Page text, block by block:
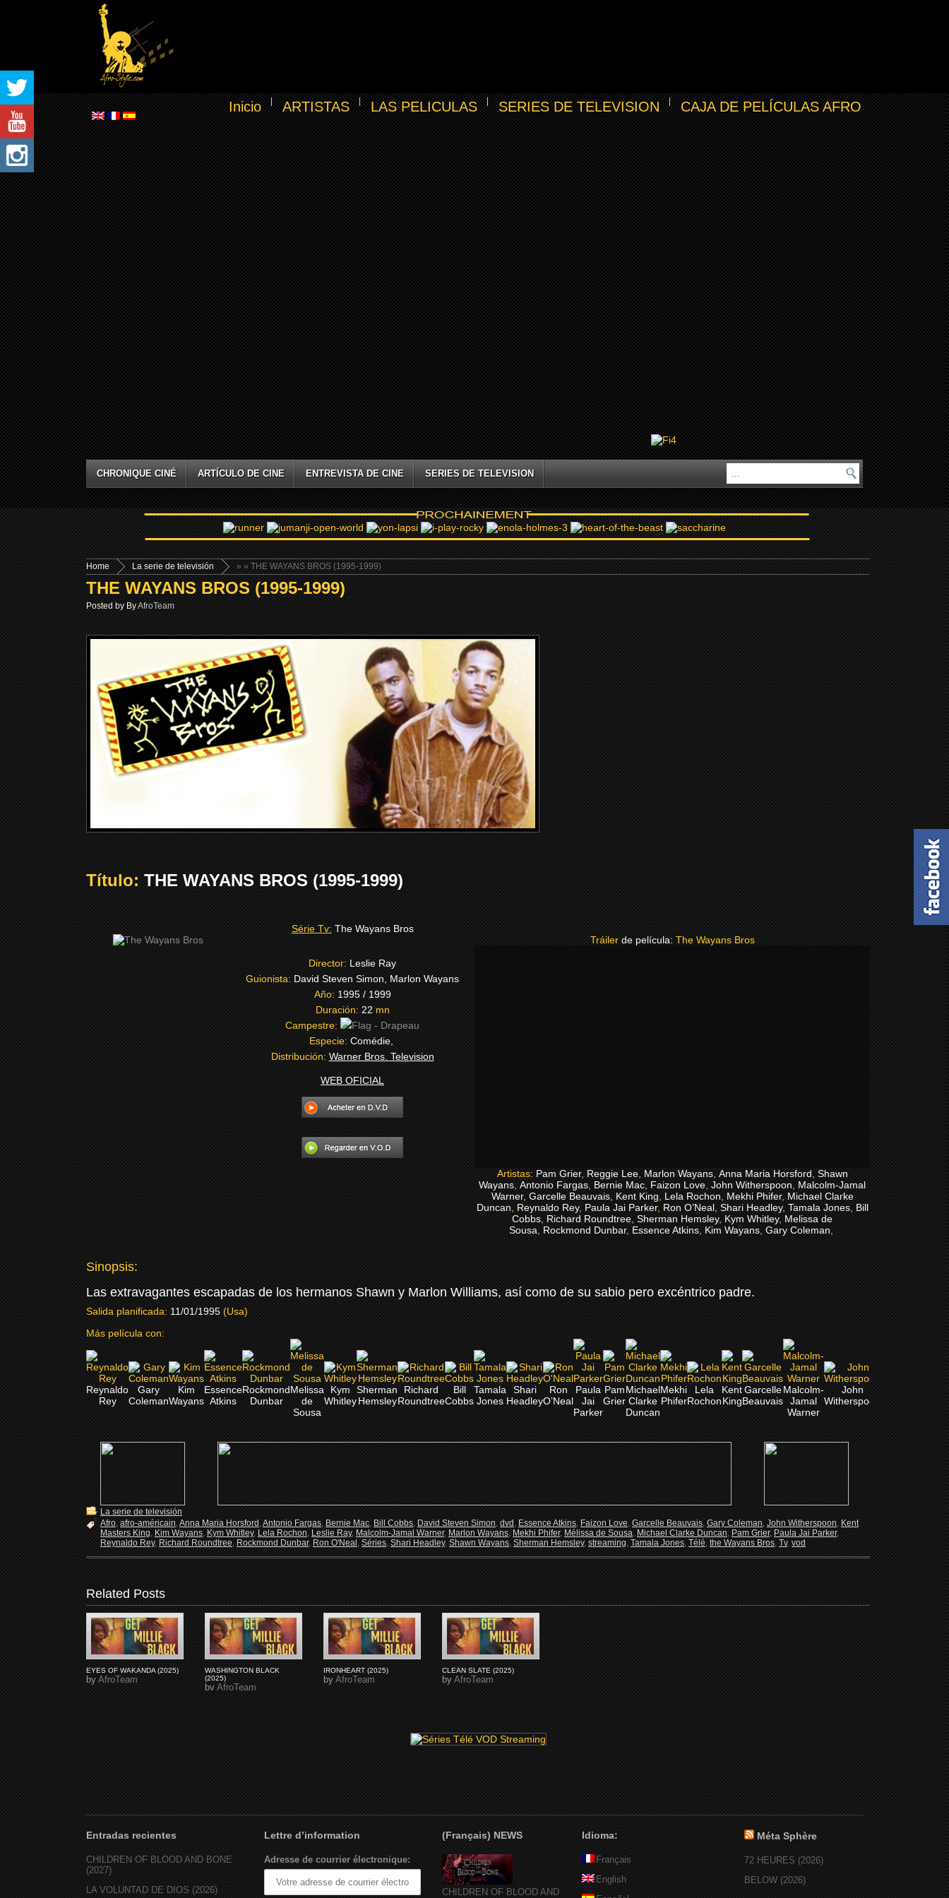
Inicio ARTISTAS LAS PELICULAS SERIES DE TELEVISION CAJA DE PELÍCULAS AFRO
CHRONIQUE CINÉ ARTÍCULO DE CINE ENTREVISTA DE CINE SERIES DE TELEVISION
Home »
La serie de televisión » THE WAYANS BROS (1995-1999)
THE WAYANS BROS (1995-1999)
Posted by ByAfroTeam
Título:THE WAYANS BROS (1995-1999)
Série Tv: The Wayans Bros
Director:Leslie Ray
Guionista:David Steven Simon, Marlon Wayans
Año:1995 / 1999
Duración:22mn
Campestre:
Especie:Comédie,
Distribución:Warner Bros. Television
WEB OFICIAL
Tráiler de película:The Wayans Bros
Artistas:Pam Grier,Reggie Lee,Marlon Wayans,Anna Maria Horsford,Shawn
Wayans,Antonio Fargas,Bernie Mac,Faizon Love,John Witherspoon,Malcolm-Jamal
Warner,Garcelle Beauvais,Kent King,Lela Rochon,Mekhi Phifer,Michael Clarke
Duncan,Reynaldo Rey,Paula Jai Parker,Ron O’Neal,Shari Headley,Tamala Jones,Bill
Cobbs,Richard Roundtree,Sherman Hemsley,Kym Whitley,Melissa de
Sousa,Rockmond Dunbar,Essence Atkins,Kim Wayans,Gary Coleman,
Sinopsis:
Las extravagantes escapadas de los hermanos Shawn y Marlon Williams, así como de su sabio pero excéntrico padre.
Salida planificada:11/01/1995 (Usa)
Más película con:
Reynaldo
Rey
Gary
Coleman
Kim
Wayans
Essence
Atkins
Rockmond
Dunbar
Melissa
de
Sousa
Kym
Whitley
Sherman
Hemsley
Richard
Roundtree
Bill
Cobbs
Tamala
Jones
Shari
Headley
Ron
O’Neal
Paula
Jai
Parker
Pam
Grier
Michael
Clarke
Duncan
Mekhi
Phifer
Lela
Rochon
Kent
King
Garcelle
Beauvais
Malcolm-
Jamal
Warner
John
Witherspoon
Faizon
Love
Bernie
Mac
La serie de televisión
Afro,afro-américain,Anna Maria Horsford,Antonio Fargas,Bernie Mac,Bill Cobbs,David Steven Simon,dvd,Essence Atkins,Faizon Love,Garcelle Beauvais,Gary Coleman,John Witherspoon,Kent
Masters King,Kim Wayans,Kym Whitley,Lela Rochon,Leslie Ray,Malcolm-Jamal Warner,Marlon Wayans,Mekhi Phifer,Mélissa de Sousa,Michael Clarke Duncan,Pam Grier,Paula Jai Parker,
Reynaldo Rey,Richard Roundtree,Rockmond Dunbar,Ron O'Neal,Séries,Shari Headley,Shawn Wayans,Sherman Hemsley,streaming,Tamala Jones,Télé,the Wayans Bros,Tv,vod
Related Posts
EYES OF WAKANDA (2025)
byAfroTeam
WASHINGTON BLACK
(2025)
byAfroTeam
IRONHEART (2025)
byAfroTeam
CLEAN SLATE (2025)
byAfroTeam
Entradas recientes
CHILDREN OF BLOOD AND BONE
(2027)
LA VOLUNTAD DE DIOS (2026)
Lettre d’information
Adresse de courrier électronique:
(Français) NEWS
CHILDREN OF BLOOD AND
Idioma:
Français
English
Méta Sphère
72 HEURES (2026)
BELOW (2026)